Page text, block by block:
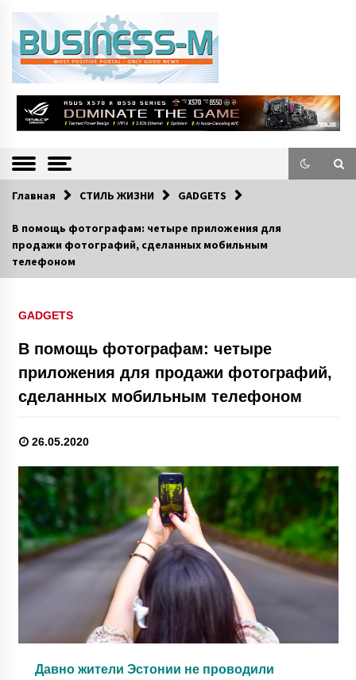
BUSINESS-M
—
Информацио
нно-деловой
экономической и культурной жизни Эстонии и зарубежных стран.
Главная СТИЛЬ ЖИЗНИ GADGETS
В помощь фотографам: четыре приложения для
продажи фотографий, сделанных мобильным
телефоном
GADGETS
В помощь фотографам: четыре
приложения для продажи фотографий,
сделанных мобильным телефоном
26.05.2020
Давно жители Эстонии не проводили